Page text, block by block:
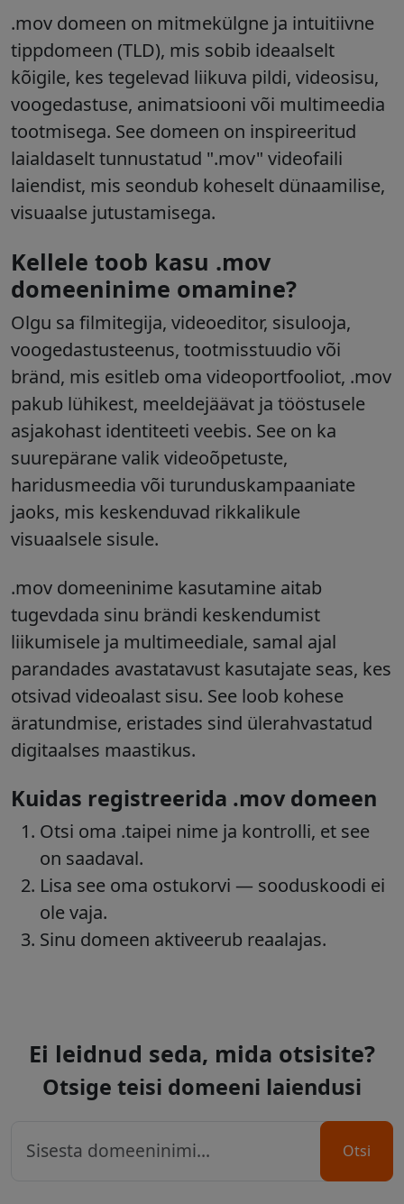
.mov domeen on mitmekülgne ja intuitiivne
tippdomeen (TLD), mis sobib ideaalselt
kõigile, kes tegelevad liikuva pildi, videosisu,
voogedastuse, animatsiooni või multimeedia
tootmisega. See domeen on inspireeritud
laialdaselt tunnustatud ".mov" videofaili
laiendist, mis seondub koheselt dünaamilise,
visuaalse jutustamisega.
Kellele toob kasu .mov
domeeninime omamine?
Olgu sa filmitegija, videoeditor, sisulooja,
voogedastusteenus, tootmisstuudio või
bränd, mis esitleb oma videoportfooliot, .mov
pakub lühikest, meeldejäävat ja tööstusele
asjakohast identiteeti veebis. See on ka
suurepärane valik videoõpetuste,
haridusmeedia või turunduskampaaniate
jaoks, mis keskenduvad rikkalikule
visuaalsele sisule.
.mov domeeninime kasutamine aitab
tugevdada sinu brändi keskendumist
liikumisele ja multimeediale, samal ajal
parandades avastatavust kasutajate seas, kes
otsivad videoalast sisu. See loob kohese
äratundmise, eristades sind ülerahvastatud
digitaalses maastikus.
Kuidas registreerida .mov domeen
Otsi oma .taipei nime ja kontrolli, et see
on saadaval.
Lisa see oma ostukorvi — sooduskoodi ei
ole vaja.
Sinu domeen aktiveerub reaalajas.
Ei leidnud seda, mida otsisite?
Otsige teisi domeeni laiendusi
Otsi